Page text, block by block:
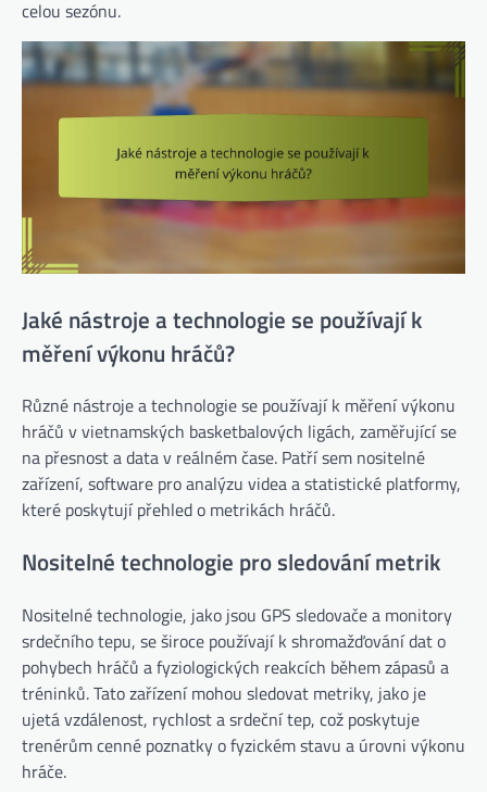
celou sezónu.
Jaké nástroje a technologie se používají k
měření výkonu hráčů?
Různé nástroje a technologie se používají k měření výkonu
hráčů v vietnamských basketbalových ligách, zaměřující se
na přesnost a data v reálném čase. Patří sem nositelné
zařízení, software pro analýzu videa a statistické platformy,
které poskytují přehled o metrikách hráčů.
Nositelné technologie pro sledování metrik
Nositelné technologie, jako jsou GPS sledovače a monitory
srdečního tepu, se široce používají k shromažďování dat o
pohybech hráčů a fyziologických reakcích během zápasů a
tréninků. Tato zařízení mohou sledovat metriky, jako je
ujetá vzdálenost, rychlost a srdeční tep, což poskytuje
trenérům cenné poznatky o fyzickém stavu a úrovni výkonu
hráče.